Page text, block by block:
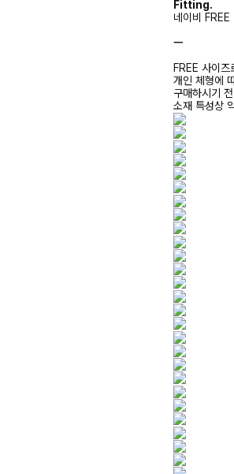
Fitting.
네이비 FREE
ㅡ
FREE 사이
개인 체형에
구매하시기
소재 특성상